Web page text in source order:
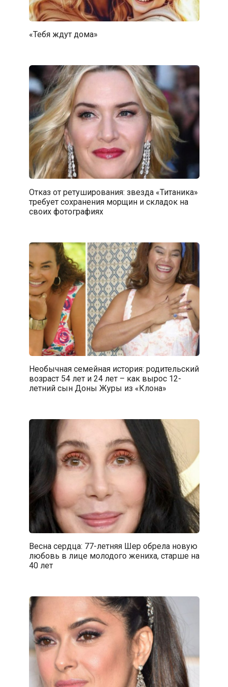
«Тебя ждут дома»
Отказ от ретуширования: звезда «Титаника»
требует сохранения морщин и складок на
своих фотографиях
Необычная семейная история: родительский
возраст 54 лет и 24 лет – как вырос 12-
летний сын Доны Журы из «Клона»
Весна сердца: 77-летняя Шер обрела новую
любовь в лице молодого жениха, старше на
40 лет